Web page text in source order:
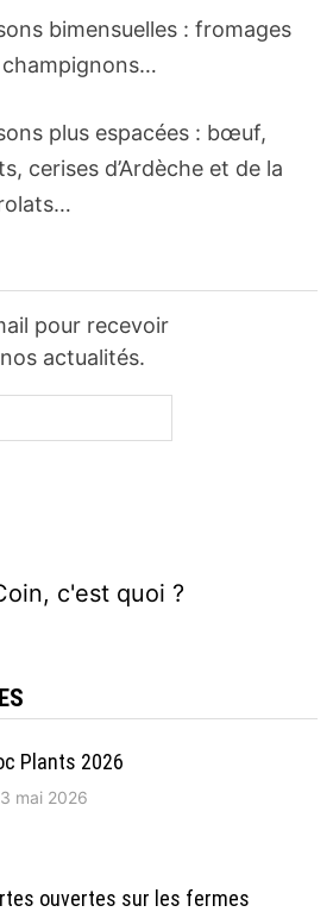
bimensuelles : fromages
plus espacées : bœuf,
cerises d’Ardèche et de la
pour recevoir
actualités.
c'est quoi ?
Plants 2026
3 mai 2026
ouvertes sur les fermes